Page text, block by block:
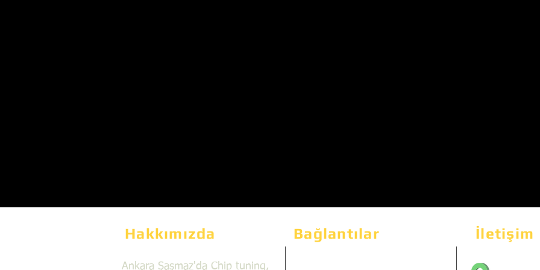
Hakkımızda Bağlantılar İletişim
Ankara Şaşmaz'da Chip tuning,